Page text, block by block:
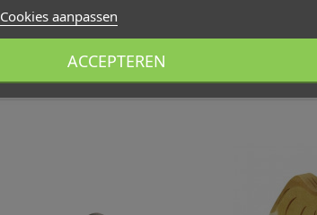
Cookies aanpassen
ACCEPTEREN